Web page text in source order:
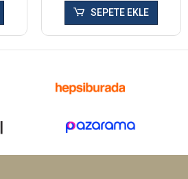
SEPETE EKLE